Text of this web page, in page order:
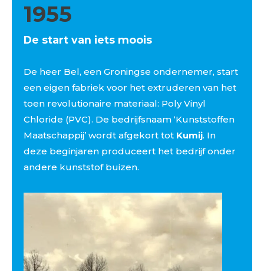
1955
De start van iets moois
De heer Bel, een Groningse ondernemer, start
een eigen fabriek voor het extruderen van het
toen revolutionaire materiaal: Poly Vinyl
Chloride (PVC). De bedrijfsnaam ‘Kunststoffen
Maatschappij’ wordt afgekort tot Kumij. In
deze beginjaren produceert het bedrijf onder
andere kunststof buizen.